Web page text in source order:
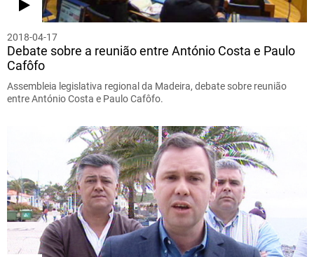
2018-04-17
Debate sobre a reunião entre António Costa e Paulo
Cafôfo
Assembleia legislativa regional da Madeira, debate sobre reunião
entre António Costa e Paulo Cafôfo.